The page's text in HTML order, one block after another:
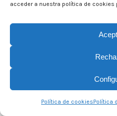
acceder a nuestra política de cookies
Política de cookiesPolítica